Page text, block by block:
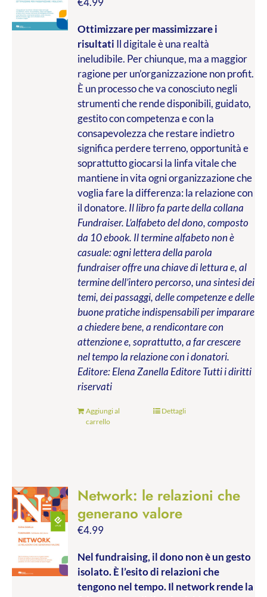
Ottimizzare per massimizzare i
risultati Il digitale è una realtà
ineludibile. Per chiunque, ma a maggior
ragione per un’organizzazione non profit.
È un processo che va conosciuto negli
strumenti che rende disponibili, guidato,
gestito con competenza e con la
consapevolezza che restare indietro
significa perdere terreno, opportunità e
soprattutto giocarsi la linfa vitale che
mantiene in vita ogni organizzazione che
voglia fare la differenza: la relazione con
il donatore. Il libro fa parte della collana
Fundraiser. L’alfabeto del dono, composto
da 10 ebook. Il termine alfabeto non è
casuale: ogni lettera della parola
fundraiser offre una chiave di lettura e, al
termine dell’intero percorso, una sintesi dei
temi, dei passaggi, delle competenze e delle
buone pratiche indispensabili per imparare
a chiedere bene, a rendicontare con
attenzione e, soprattutto, a far crescere
nel tempo la relazione con i donatori.
Editore: Elena Zanella EditoreTutti i diritti
riservati
Aggiungi al
carrello
Dettagli
Network: le relazioni che
generano valore
€4.99
Nel fundraising, il dono non è un gesto
isolato. È l’esito di relazioni che
tengono nel tempo. Il network rende la